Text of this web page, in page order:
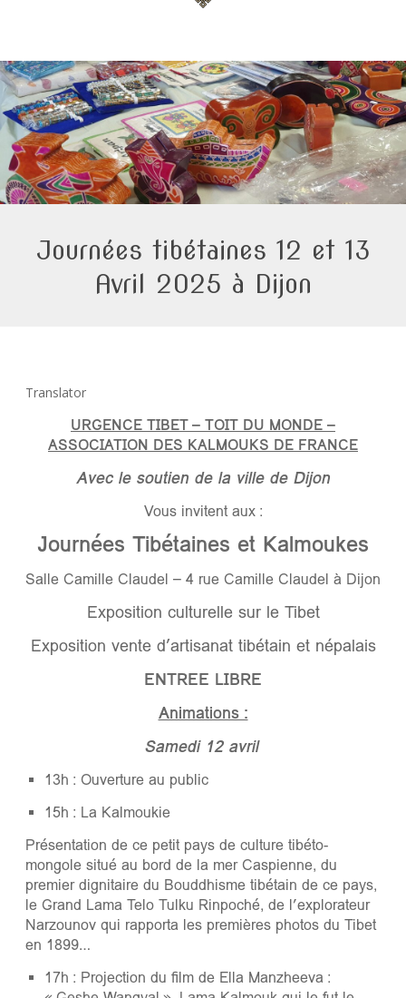
Journées tibétaines 12 et 13
Avril 2025 à Dijon
Translator
URGENCE TIBET – TOIT DU MONDE –
ASSOCIATION DES KALMOUKS DE FRANCE
Avec le soutien de la ville de Dijon
Vous invitent aux :
Journées Tibétaines et Kalmoukes
Salle Camille Claudel – 4 rue Camille Claudel à Dijon
Exposition culturelle sur le Tibet
Exposition vente d’artisanat tibétain et népalais
ENTREE LIBRE
Animations :
Samedi 12 avril
13h : Ouverture au public
15h : La Kalmoukie
Présentation de ce petit pays de culture tibéto-
mongole situé au bord de la mer Caspienne, du
premier dignitaire du Bouddhisme tibétain de ce pays,
le Grand Lama Telo Tulku Rinpoché, de l’explorateur
Narzounov qui rapporta les premières photos du Tibet
en 1899…
17h : Projection du film de Ella Manzheeva :